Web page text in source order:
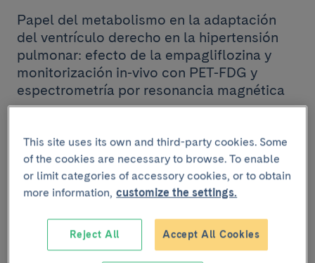
Papel del metabolismo en la adaptación
del ventrículo derecho en la hipertensión
pulmonar: efecto de la empagliflozina y
monitorización in-vivo con PET-FDG y
espectrometría por resonancia magnética
Funder: Instituto de Salud Carlos III.
Code: PI23/01341.
Duration: 01/01/2024 - 01/01/2027
Parada cardíaca extrahospitalaria:
inflamación, mirna y pronóstico
This site uses its own and third-party cookies. Some
of the cookies are necessary to browse. To enable
or limit categories of accessory cookies, or to obtain
more information, customize the settings.
Reject All Accept All Cookies